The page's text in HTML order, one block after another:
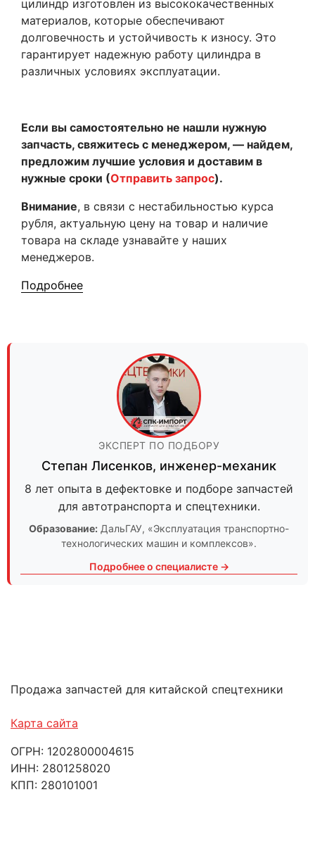
цилиндр изготовлен из высококачественных
материалов, которые обеспечивают
долговечность и устойчивость к износу. Это
гарантирует надежную работу цилиндра в
различных условиях эксплуатации.
Если вы самостоятельно не нашли нужную
запчасть, свяжитесь с менеджером, — найдем,
предложим лучшие условия и доставим в
нужные сроки (Отправить запрос).
Внимание, в связи с нестабильностью курса
рубля, актуальную цену на товар и наличие
товара на складе узнавайте у наших
менеджеров.
Подробнее
ЭКСПЕРТ ПО ПОДБОРУ
Степан Лисенков, инженер-механик
8 лет опыта в дефектовке и подборе запчастей
для автотранспорта и спецтехники.
Образование: ДальГАУ, «Эксплуатация транспортно-
технологических машин и комплексов».
Подробнее о специалисте →
Продажа запчастей для китайской спецтехники
Карта сайта
ОГРН: 1202800004615
ИНН: 2801258020
КПП: 280101001